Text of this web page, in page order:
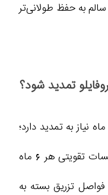
به حفظ طولانی‌تر
تمدید شود؟
تزریق پروفایلو معمولاً پس از 6 تا 9 ماه نیاز به تمدید دارد؛
اما برخی پزشکان توصیه می‌کنند جلسات تقویتی هر 6 ماه
تزریق بسته به